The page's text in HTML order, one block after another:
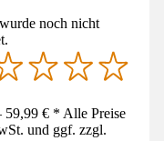
noch nicht
€ * Alle Preise
und ggf. zzgl.